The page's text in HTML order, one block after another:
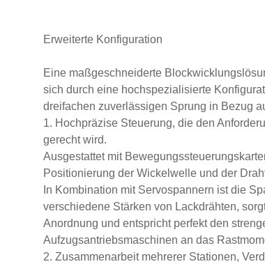
Erweiterte Konfiguration
Eine maßgeschneiderte
sich durch eine hochspezialisierte
dreifachen zuverlässigen Sprung in Bezug
1. Hochpräzise Steuerung, die den
gerecht wird.
Ausgestattet mit
Positionierung der Wickelwelle und der
In Kombination mit Servospannern ist die
verschiedene Stärken von Lackdrähten,
Anordnung und entspricht perfekt den
Aufzugsantriebsmaschinen an das
2. Zusammenarbeit mehrerer Stationen,